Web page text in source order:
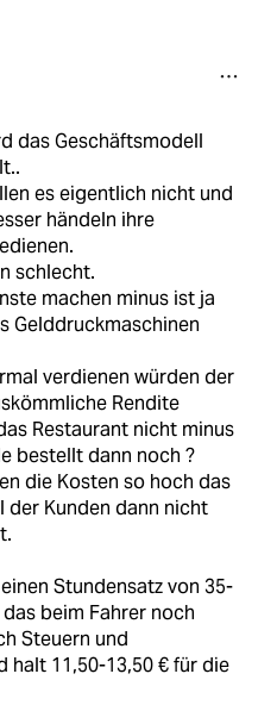
das Geschäftsmodell
es eigentlich nicht und
händeln ihre
schlecht.
machen minus ist ja
Gelddruckmaschinen
verdienen würden der
Rendite
Restaurant nicht minus
bestellt dann noch ?
die Kosten so hoch das
der Kunden dann nicht
Stundensatz von 35-
beim Fahrer noch
Steuern und
halt 11,50-13,50 € für die